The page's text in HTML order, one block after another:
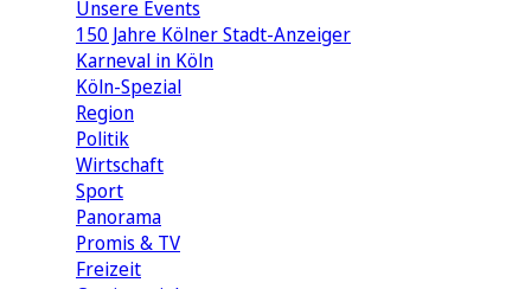
Unsere Events
150 Jahre Kölner Stadt-Anzeiger
Karneval in Köln
Köln-Spezial
Region
Politik
Wirtschaft
Sport
Panorama
Promis & TV
Freizeit